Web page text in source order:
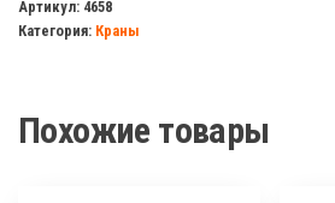
1/2"
накидной
Артикул: 4658
Категория: Краны
Похожие товары